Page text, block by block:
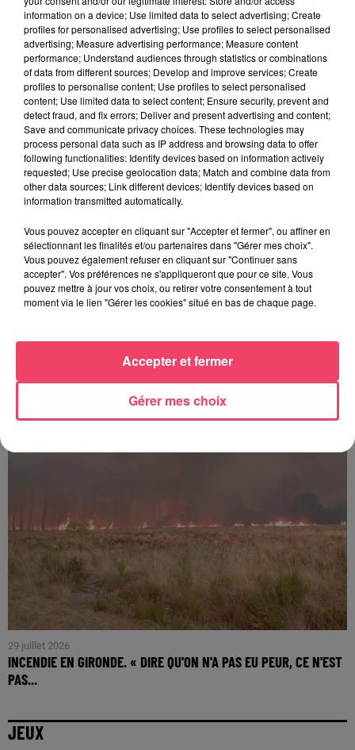
31 juillet 2026
COMBRÉE. AGRESSIONS SEXUELLES À L'ANCIEN COLLÈGE : UN
HOMME ENTENDU...
SEGRÉ. ATTAQUE À L'ARME BLANCHE : L'AGRESSEUR INTERPELLÉ,
29 juillet 2026
INCENDIE EN GIRONDE. « DIRE QU'ON N'A PAS EU PEUR, CE N'EST
PAS...
JEUX
information on a device; Use limited data to select advertising; Create
profiles for personalised advertising; Use profiles to select personalised
advertising; Measure advertising performance; Measure content
performance; Understand audiences through statistics or combinations
of data from different sources; Develop and improve services; Create
profiles to personalise content; Use profiles to select personalised
content; Use limited data to select content; Ensure security, prevent and
detect fraud, and fix errors; Deliver and present advertising and content;
Save and communicate privacy choices. These technologies may
process personal data such as IP address and browsing data to offer
following functionalities: Identify devices based on information actively
requested; Use precise geolocation data; Match and combine data from
other data sources; Link different devices; Identify devices based on
information transmitted automatically.
Vous pouvez accepter en cliquant sur "Accepter et fermer", ou affiner en
sélectionnant les finalités et/ou partenaires dans "Gérer mes choix".
Vous pouvez également refuser en cliquant sur "Continuer sans
accepter". Vos préférences ne s'appliqueront que pour ce site. Vous
pouvez mettre à jour vos choix, ou retirer votre consentement à tout
moment via le lien "Gérer les cookies" situé en bas de chaque page.
Gérer mes choix
Accepter et fermer